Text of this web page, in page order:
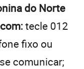
do Norte
tecle 012
fixo ou
comunicar;